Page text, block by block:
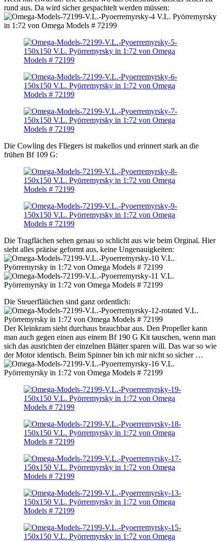
rund aus. Da wird sicher gespachtelt werden müssen:
Die Cowling des Fliegers ist makellos und erinnert stark an die
frühen Bf 109 G:
Die Tragflächen sehen genau so schlicht aus wie beim Orginal. Hier
sieht alles präzise geformt aus, keine Ungenauigkeiten:
Die Steuerfläüchen sind ganz ordentlich:
Der Kleinkram sieht durchaus brauchbar aus. Den Propeller kann
man auch gegen einen aus einem Bf 190 G Kit tauschen, wenn man
sich das ausrichten der einzelnen Blätter sparen will. Das war so wie
der Motor identisch. Beim Spinner bin ich mir nicht so sicher …